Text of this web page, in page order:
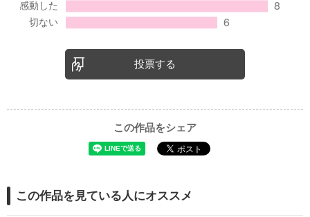
投票する
この作品をシェア
この作品を見ている人にオススメ